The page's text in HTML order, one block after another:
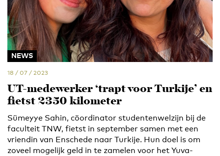
NEWS
18 / 07 / 2023
UT-medewerker ‘trapt voor Turkije’ en
fietst 2350 kilometer
Sümeyye Sahin, cöordinator studentenwelzijn bij de
faculteit TNW, fietst in september samen met een
vriendin van Enschede naar Turkije. Hun doel is om
zoveel mogelijk geld in te zamelen voor het Yuva-